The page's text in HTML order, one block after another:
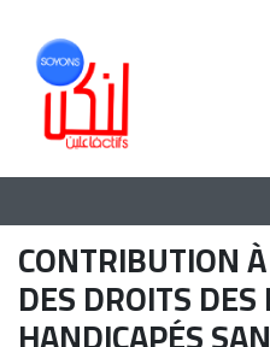
CONTRIBUTION
DES DROITS